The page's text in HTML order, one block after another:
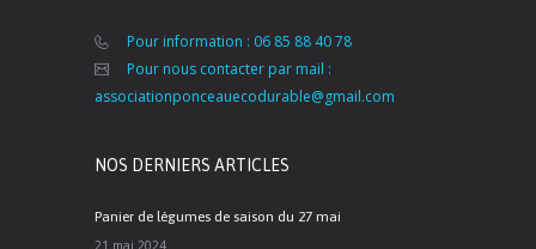
Pour information : 06 85 88 40 78
Pour nous contacter par mail :
associationponceauecodurable@gmail.com
NOS DERNIERS ARTICLES
Panier de légumes de saison du 27 mai
21 mai 2024